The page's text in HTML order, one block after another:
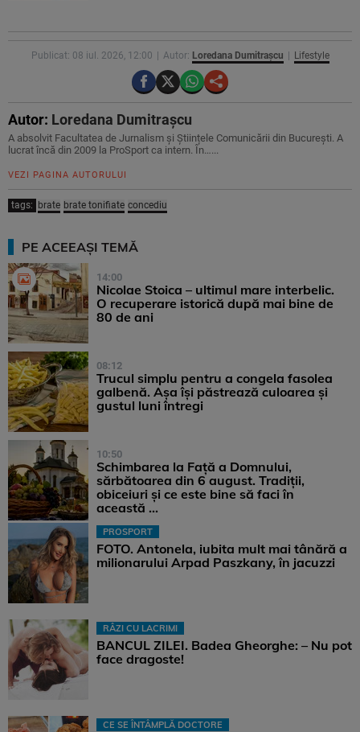
Publicat: 08 iul. 2026, 12:00 Autor: Loredana Dumitrașcu Lifestyle
Autor: Loredana Dumitrașcu
A absolvit Facultatea de Jurnalism și Științele Comunicării din București. A
lucrat încă din 2009 la ProSport ca intern. În…...
VEZI PAGINA AUTORULUI
tags: brate brate tonifiate concediu
PE ACEEAȘI TEMĂ
14:00
Nicolae Stoica – ultimul mare interbelic.
O recuperare istorică după mai bine de
80 de ani
08:12
Trucul simplu pentru a congela fasolea
galbenă. Așa își păstrează culoarea și
gustul luni întregi
10:50
Schimbarea la Față a Domnului,
sărbătoarea din 6 august. Tradiții,
obiceiuri și ce este bine să faci în
această ...
PROSPORT
FOTO. Antonela, iubita mult mai tânără a
milionarului Arpad Paszkany, în jacuzzi
RÂZI CU LACRIMI
BANCUL ZILEI. Badea Gheorghe: – Nu pot
face dragoste!
CE SE ÎNTÂMPLĂ DOCTORE